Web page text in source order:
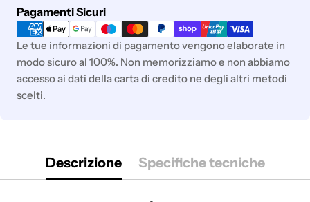
Pagamenti Sicuri
Metodi
di
pagamento
Le tue informazioni di pagamento vengono elaborate in
modo sicuro al 100%. Non memorizziamo e non abbiamo
accesso ai dati della carta di credito ne degli altri metodi
scelti.
Descrizione Specifiche tecniche